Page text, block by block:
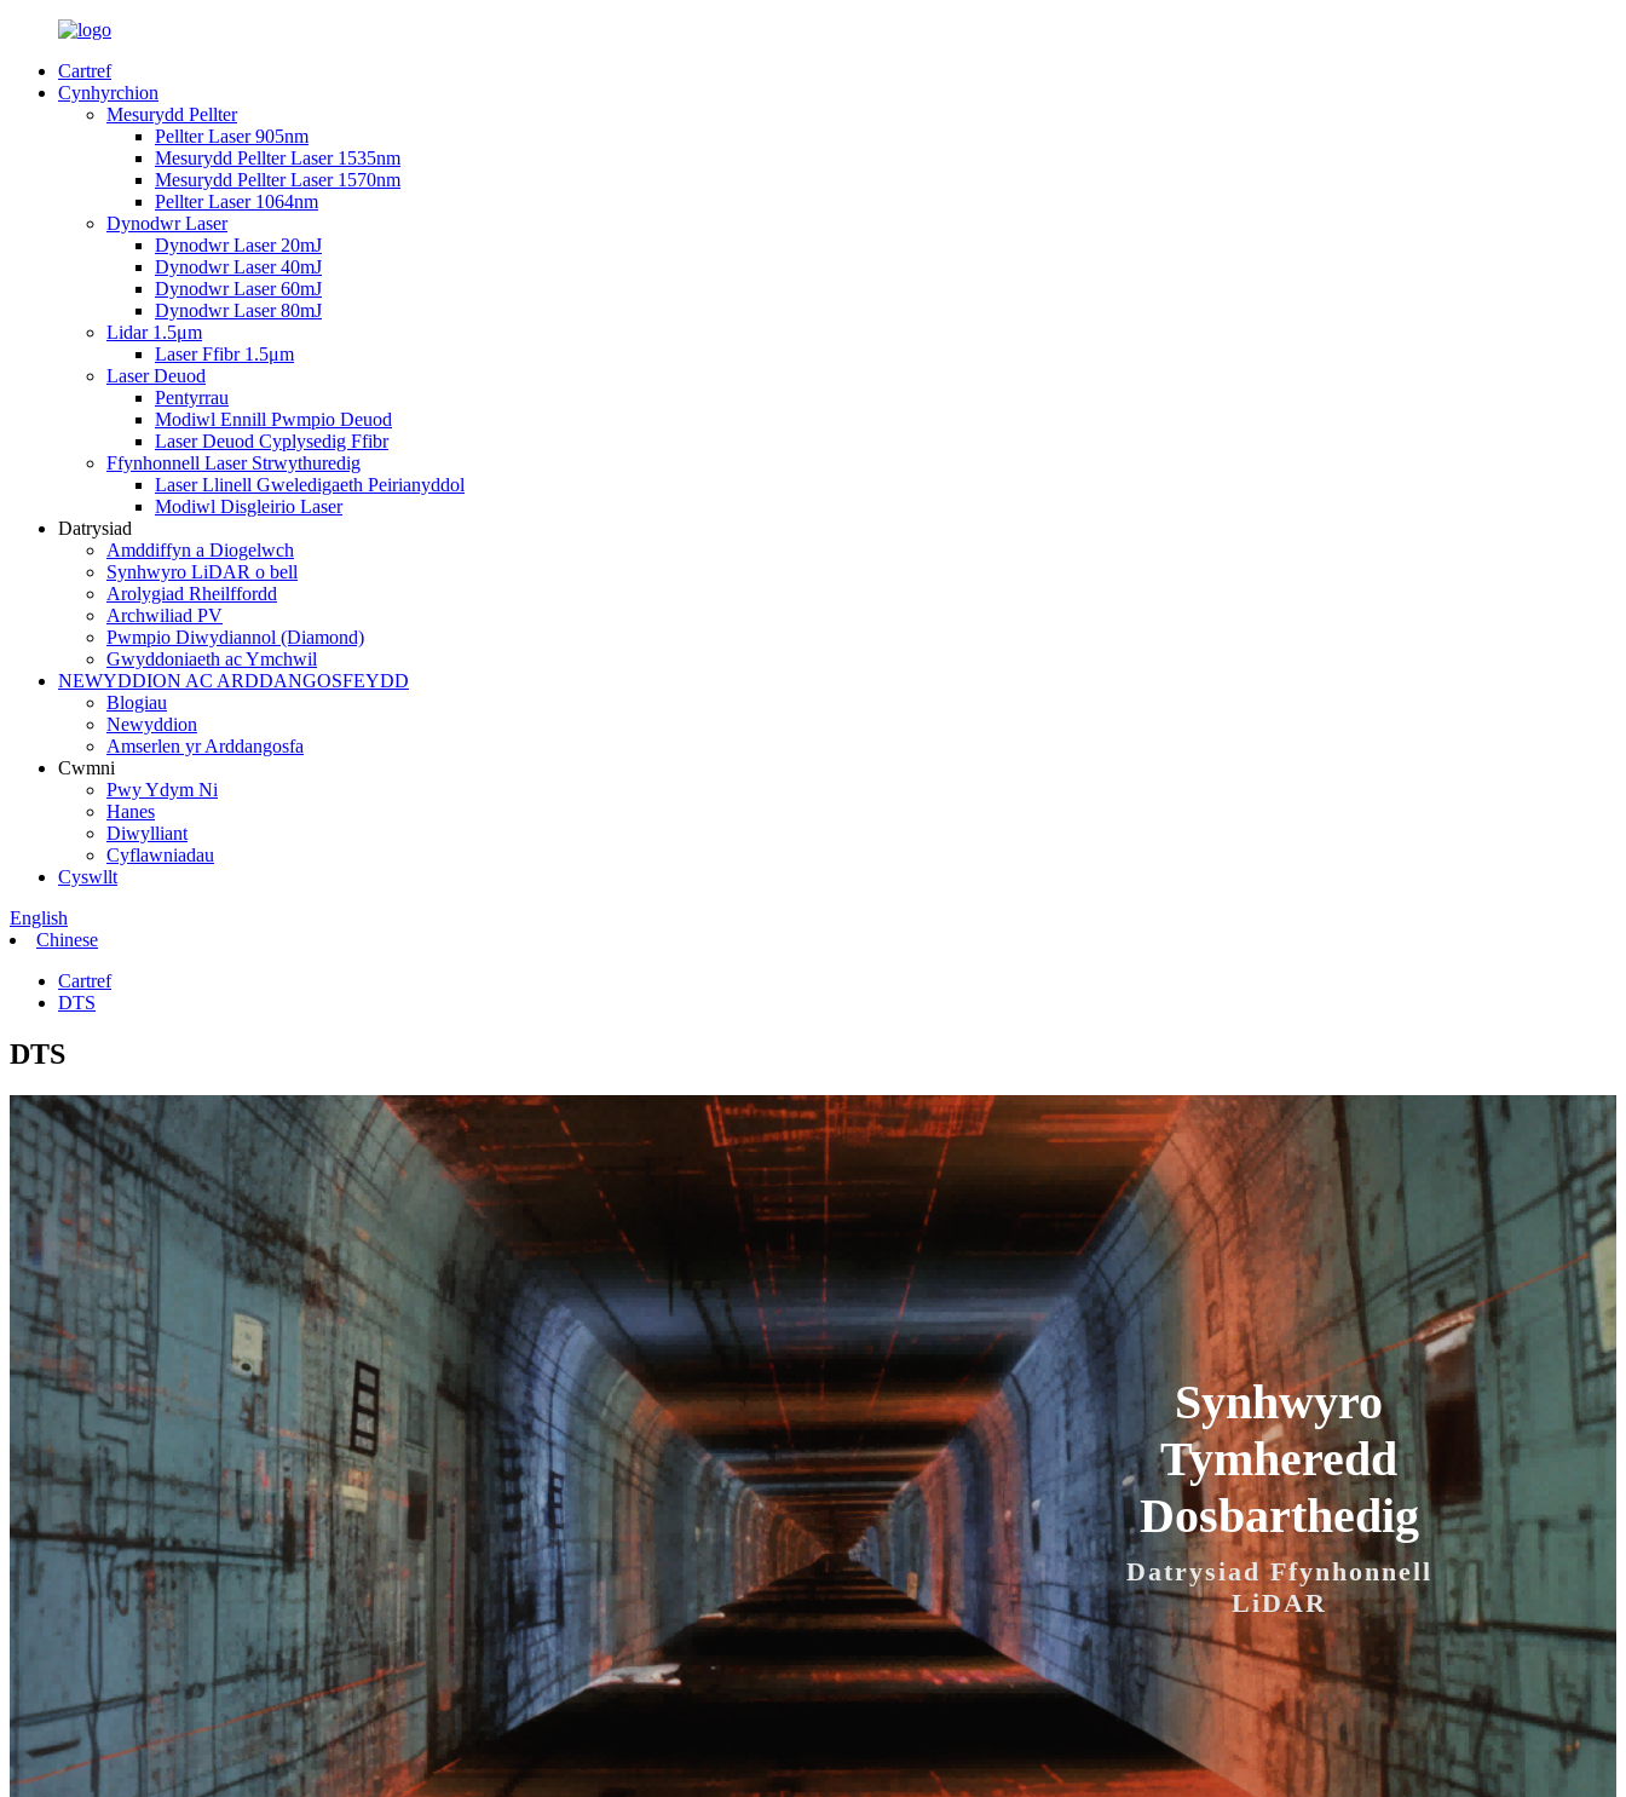
Cartref
Cynhyrchion
Mesurydd Pellter
Pellter Laser 905nm
Mesurydd Pellter Laser 1535nm
Mesurydd Pellter Laser 1570nm
Pellter Laser 1064nm
Dynodwr Laser
Dynodwr Laser 20mJ
Dynodwr Laser 40mJ
Dynodwr Laser 60mJ
Dynodwr Laser 80mJ
Lidar 1.5μm
Laser Ffibr 1.5μm
Laser Deuod
Pentyrrau
Modiwl Ennill Pwmpio Deuod
Laser Deuod Cyplysedig Ffibr
Ffynhonnell Laser Strwythuredig
Laser Llinell Gweledigaeth Peirianyddol
Modiwl Disgleirio Laser
Datrysiad
Amddiffyn a Diogelwch
Synhwyro LiDAR o bell
Arolygiad Rheilffordd
Archwiliad PV
Pwmpio Diwydiannol (Diamond)
Gwyddoniaeth ac Ymchwil
NEWYDDION AC ARDDANGOSFEYDD
Blogiau
Newyddion
Amserlen yr Arddangosfa
Cwmni
Pwy Ydym Ni
Hanes
Diwylliant
Cyflawniadau
Cyswllt
English
Chinese
Cartref
DTS
DTS
Synhwyro
Tymheredd
Dosbarthedig
Datrysiad Ffynhonnell
LiDAR